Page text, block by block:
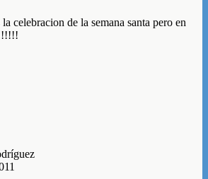
la celebracion de la semana santa pero en